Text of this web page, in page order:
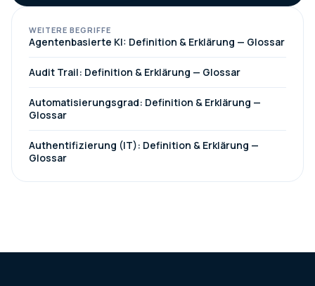
WEITERE BEGRIFFE
Agentenbasierte KI: Definition & Erklärung — Glossar
Audit Trail: Definition & Erklärung — Glossar
Automatisierungsgrad: Definition & Erklärung —
Glossar
Authentifizierung (IT): Definition & Erklärung —
Glossar